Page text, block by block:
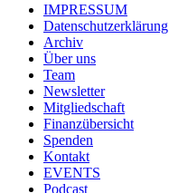
IMPRESSUM
Datenschutzerklärung
Archiv
Über uns
Team
Newsletter
Mitgliedschaft
Finanzübersicht
Spenden
Kontakt
EVENTS
Podcast